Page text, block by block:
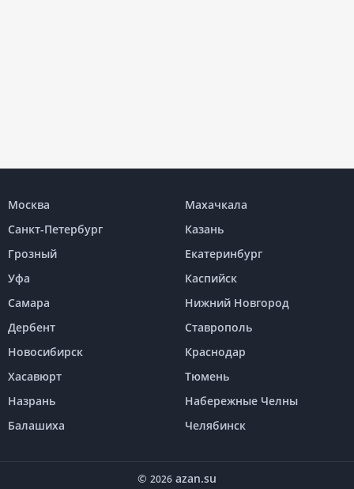
Москва
Махачкала
Санкт-Петербург
Казань
Грозный
Екатеринбург
Уфа
Каспийск
Самара
Нижний Новгород
Дербент
Ставрополь
Новосибирск
Краснодар
Хасавюрт
Тюмень
Назрань
Набережные Челны
Балашиха
Челябинск
© 2026 azan.su